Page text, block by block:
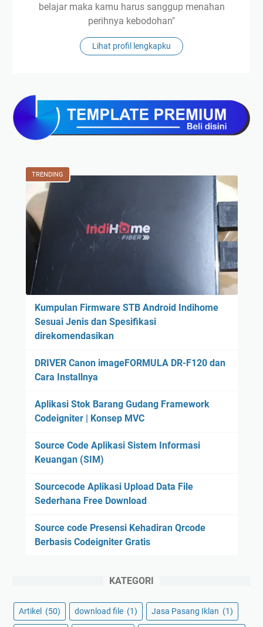
belajar maka kamu harus sanggup menahan
perihnya kebodohan"
Lihat profil lengkapku
TRENDING
Kumpulan Firmware STB Android Indihome
Sesuai Jenis dan Spesifikasi
direkomendasikan
DRIVER Canon imageFORMULA DR-F120 dan
Cara Installnya
Aplikasi Stok Barang Gudang Framework
Codeigniter | Konsep MVC
Source Code Aplikasi Sistem Informasi
Keuangan (SIM)
Sourcecode Aplikasi Upload Data File
Sederhana Free Download
Source code Presensi Kehadiran Qrcode
Berbasis Codeigniter Gratis
KATEGORI
Artikel (50) download file (1) Jasa Pasang Iklan (1)